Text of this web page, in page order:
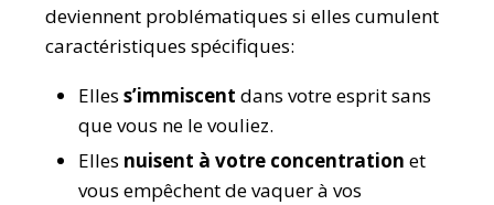
deviennent problématiques si elles cumulent
caractéristiques spécifiques:
Elles s’immiscent dans votre esprit sans
que vous ne le vouliez.
Elles nuisent à votre concentration et
vous empêchent de vaquer à vos